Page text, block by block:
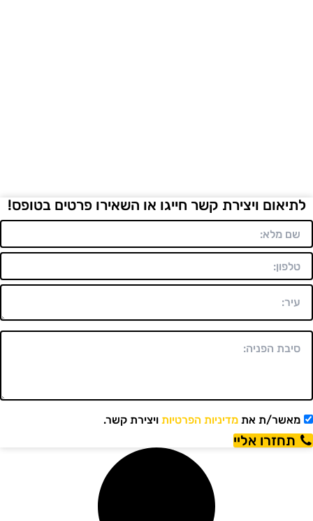
לתיאום ויצירת קשר חייגו או השאירו פרטים בטופס!
מאשר/ת אתמדיניות הפרטיותויצירת קשר.
תחזרו אליי